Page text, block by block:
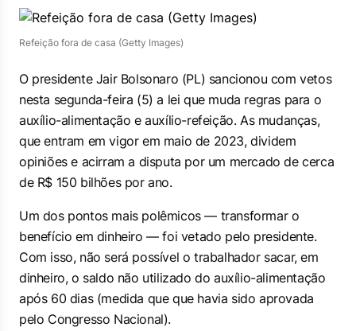
Refeição fora de casa (Getty Images)
O presidente Jair Bolsonaro (PL) sancionou com vetos
nesta segunda-feira (5) a lei que muda regras para o
auxílio-alimentação e auxílio-refeição. As mudanças,
que entram em vigor em maio de 2023, dividem
opiniões e acirram a disputa por um mercado de cerca
de R$ 150 bilhões por ano.
Um dos pontos mais polêmicos — transformar o
benefício em dinheiro — foi vetado pelo presidente.
Com isso, não será possível o trabalhador sacar, em
dinheiro, o saldo não utilizado do auxílio-alimentação
após 60 dias (medida que que havia sido aprovada
pelo Congresso Nacional).